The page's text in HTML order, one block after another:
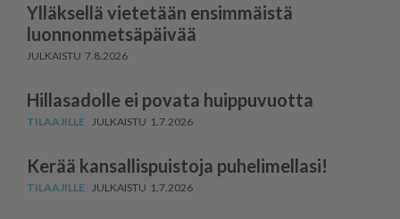
Ylläksellä vietetään ensimmäistä
luonnonmetsäpäivää
7.8.2026
Hillasadolle ei povata huippuvuotta
1.7.2026
Kerää kansallispuistoja puhelimellasi!
1.7.2026